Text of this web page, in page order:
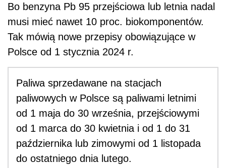
Bo benzyna Pb 95 przejściowa lub letnia nadal
musi mieć nawet 10 proc. biokomponentów.
Tak mówią nowe przepisy obowiązujące w
Polsce od 1 stycznia 2024 r.
Paliwa sprzedawane na stacjach
paliwowych w Polsce są paliwami letnimi
od 1 maja do 30 września, przejściowymi
od 1 marca do 30 kwietnia i od 1 do 31
października lub zimowymi od 1 listopada
do ostatniego dnia lutego.